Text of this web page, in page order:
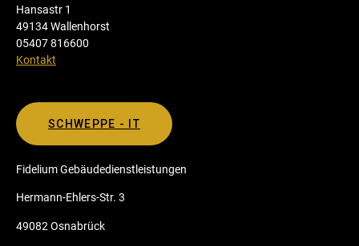
Hansastr 1
49134 Wallenhorst
05407 816600
Kontakt
SCHWEPPE - IT
Fidelium Gebäudedienstleistungen
Hermann-Ehlers-Str. 3
49082 Osnabrück